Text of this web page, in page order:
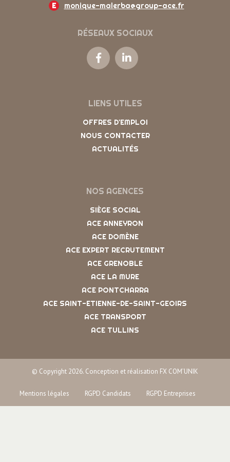
E
monique-malerba@group-ace.fr
RÉSEAUX SOCIAUX
LIENS UTILES
OFFRES D'EMPLOI
NOUS CONTACTER
ACTUALITÉS
NOS AGENCES
SIÈGE SOCIAL
ACE ANNEYRON
ACE DOMÈNE
ACE EXPERT RECRUTEMENT
ACE GRENOBLE
ACE LA MURE
ACE PONTCHARRA
ACE SAINT-ETIENNE-DE-SAINT-GEOIRS
ACE TRANSPORT
ACE TULLINS
© Copyright 2026. Conception et réalisation FX COM’UNIK
RGPD Entreprises
RGPD Candidats
Mentions légales